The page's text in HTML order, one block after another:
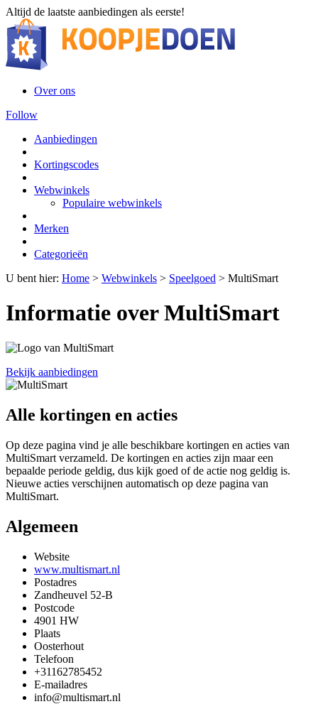
Altijd de laatste aanbiedingen als eerste!
Over ons
Follow
Aanbiedingen
Kortingscodes
Webwinkels
Populaire webwinkels
Merken
Categorieën
U bent hier: Home > Webwinkels > Speelgoed > MultiSmart
Informatie over MultiSmart
Bekijk aanbiedingen
Alle kortingen en acties
Op deze pagina vind je alle beschikbare kortingen en acties van
MultiSmart verzameld. De kortingen en acties zijn maar een
bepaalde periode geldig, dus kijk goed of de actie nog geldig is.
Nieuwe acties verschijnen automatisch op deze pagina van
MultiSmart.
Algemeen
Website
www.multismart.nl
Postadres
Zandheuvel 52-B
Postcode
4901 HW
Plaats
Oosterhout
Telefoon
+31162785452
E-mailadres
info@multismart.nl